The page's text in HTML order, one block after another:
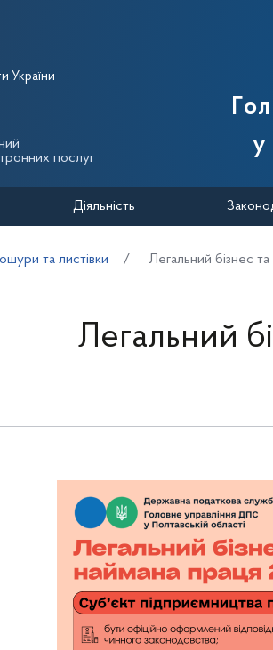
Державної
України
послуг
у
Діяльність
та листівки Легальний бізнес
Легальний